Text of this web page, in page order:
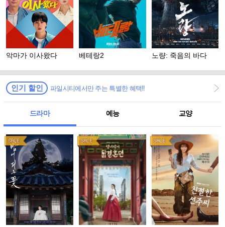
악마가 이사왔다 베테랑2 노량: 죽음의 바다
인기 할인 파일시티에서만 주는 특별한 혜택!!
드라마 예능 교양